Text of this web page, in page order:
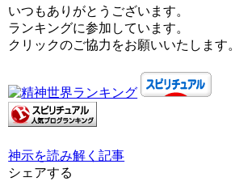
いつもありがとうございます。
ランキングに参加しています。
クリックのご協力をお願いいたします。
神示を読み解く記事
シェアする